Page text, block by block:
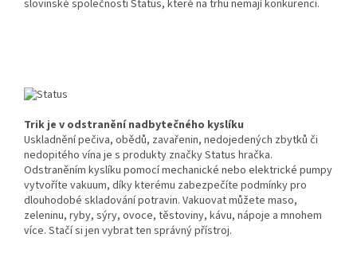
slovinské společnosti Status, které na trhu nemají konkurenci.
Trik je v odstranění nadbytečného kyslíku
Uskladnění pečiva, obědů, zavařenin, nedojedených zbytků či
nedopitého vína je s produkty značky Status hračka.
Odstraněním kyslíku pomocí mechanické nebo elektrické pumpy
vytvoříte vakuum, díky kterému zabezpečíte podmínky pro
dlouhodobé skladování potravin. Vakuovat můžete maso,
zeleninu, ryby, sýry, ovoce, těstoviny, kávu, nápoje a mnohem
více. Stačí si jen vybrat ten správný přístroj.